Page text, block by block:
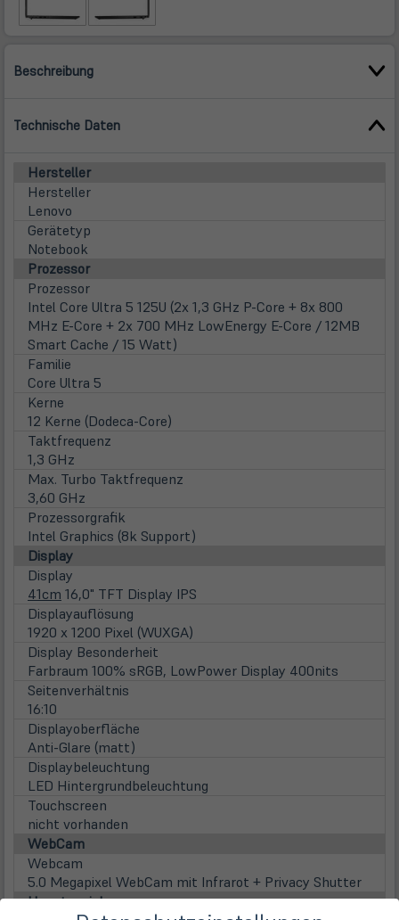
Beschreibung
Technische Daten
Hersteller
Hersteller
Lenovo
Gerätetyp
Notebook
Prozessor
Prozessor
Intel Core Ultra 5 125U (2x 1,3 GHz P-Core + 8x 800
MHz E-Core + 2x 700 MHz LowEnergy E-Core / 12MB
Smart Cache / 15 Watt)
Familie
Core Ultra 5
Kerne
12 Kerne (Dodeca-Core)
Taktfrequenz
1,3 GHz
Max. Turbo Taktfrequenz
3,60 GHz
Prozessorgrafik
Intel Graphics (8k Support)
Display
Display
41cm 16,0" TFT Display IPS
Displayauflösung
1920 x 1200 Pixel (WUXGA)
Display Besonderheit
Farbraum 100% sRGB, LowPower Display 400nits
Seitenverhältnis
16:10
Displayoberfläche
Anti-Glare (matt)
Displaybeleuchtung
LED Hintergrundbeleuchtung
Touchscreen
nicht vorhanden
WebCam
Webcam
5.0 Megapixel WebCam mit Infrarot + Privacy Shutter
Hauptspeicher